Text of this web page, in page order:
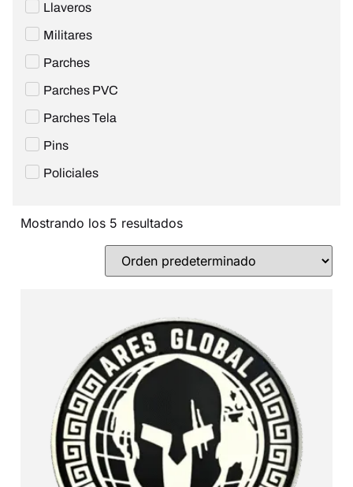
Llaveros
Militares
Parches
Parches PVC
Parches Tela
Pins
Policiales
Mostrando los 5 resultados